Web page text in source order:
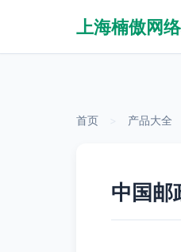
上海楠傲网
首页 产品大全
中国邮